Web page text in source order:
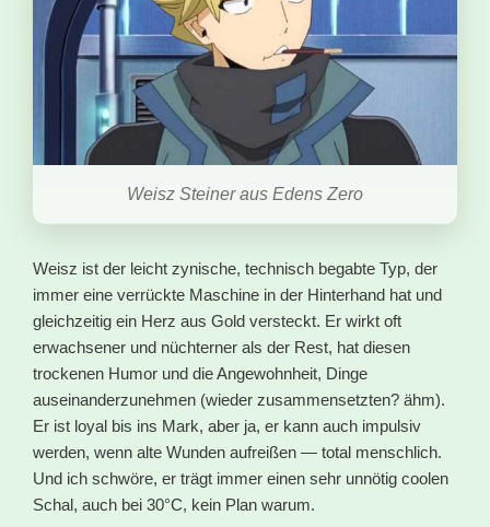
Weisz Steiner aus Edens Zero
Weisz ist der leicht zynische, technisch begabte Typ, der
immer eine verrückte Maschine in der Hinterhand hat und
gleichzeitig ein Herz aus Gold versteckt. Er wirkt oft
erwachsener und nüchterner als der Rest, hat diesen
trockenen Humor und die Angewohnheit, Dinge
auseinanderzunehmen (wieder zusammensetzten? ähm).
Er ist loyal bis ins Mark, aber ja, er kann auch impulsiv
werden, wenn alte Wunden aufreißen — total menschlich.
Und ich schwöre, er trägt immer einen sehr unnötig coolen
Schal, auch bei 30°C, kein Plan warum.